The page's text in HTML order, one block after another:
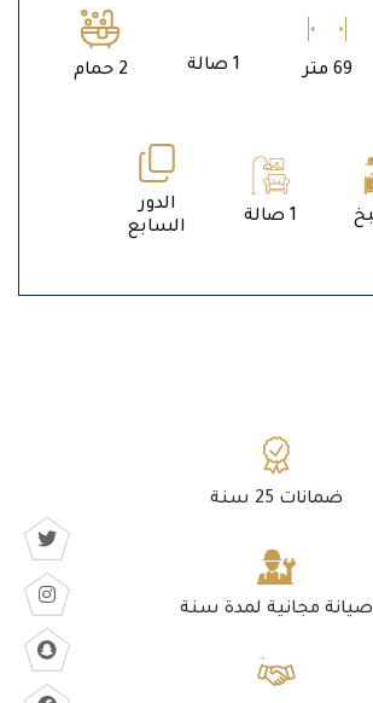
69 متر 1 صالة 2 حمام
1 صالة
الدور
السابع
ضمانات 25 سنة
صيانة مجانية لمدة سنة